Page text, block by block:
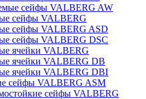
сейфы VALBERG AW
сейфы VALBERG
сейфы VALBERG ASD
сейфы VALBERG DSC
ячейки VALBERG
ячейки VALBERG DB
ячейки VALBERG DBI
сейфы VALBERG ASM
сейфы VALBERG